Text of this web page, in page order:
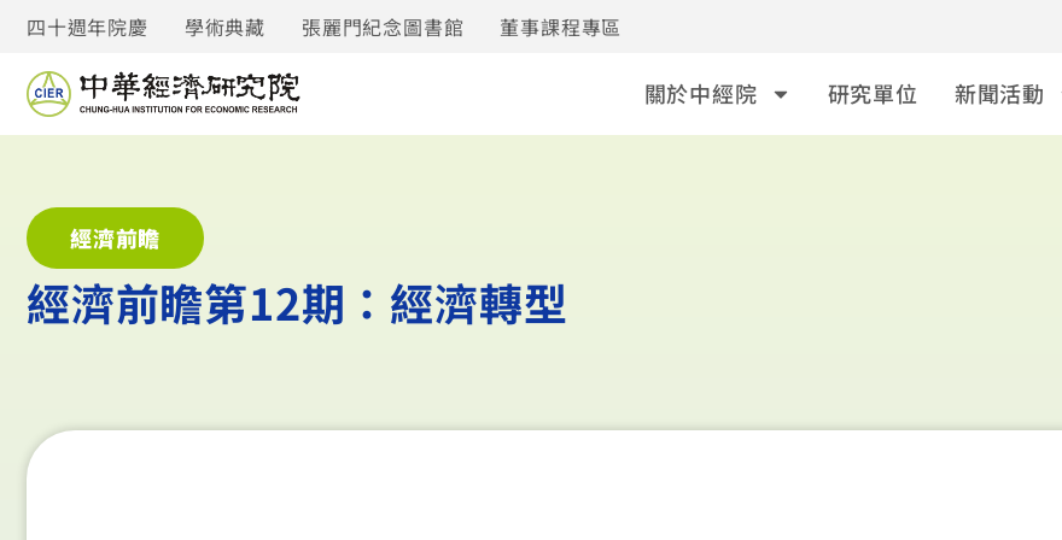
四十週年院慶 學術典藏 張麗門紀念圖書館 董事課程專區
關於中經院 研究單位 新聞活動
經濟前瞻
經濟前瞻第12期：經濟轉型